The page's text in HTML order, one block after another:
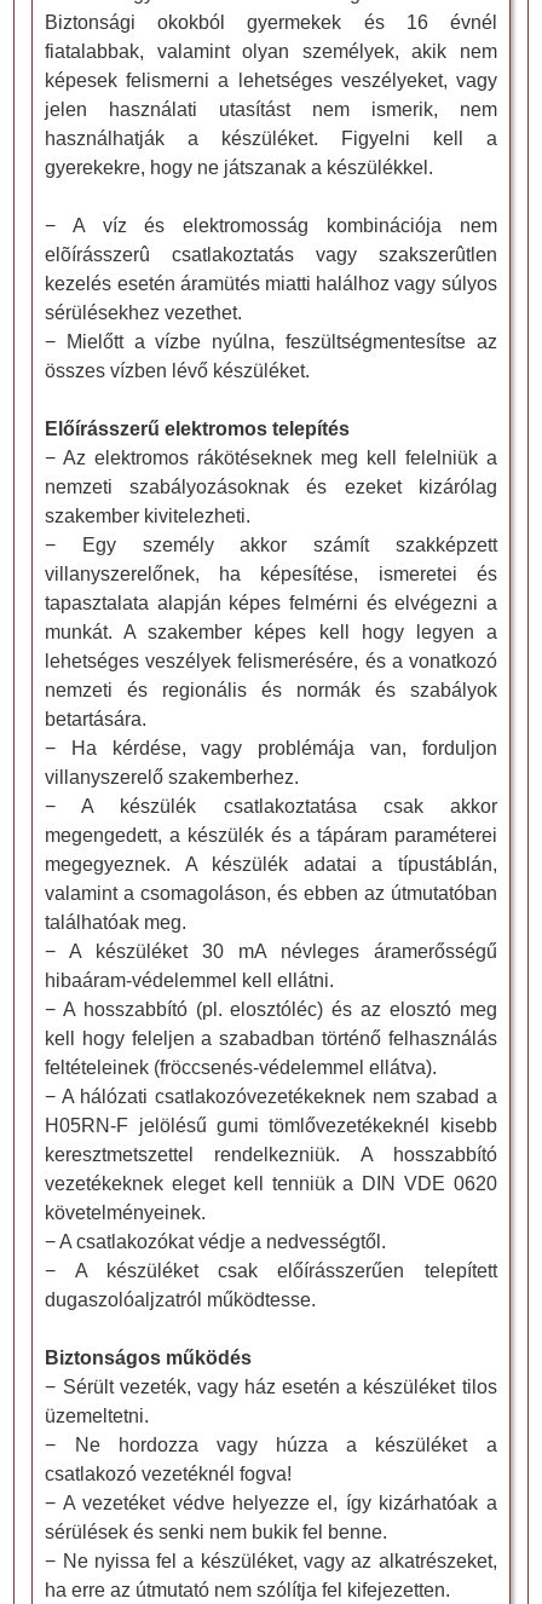
Biztonsági okokból gyermekek és 16 évnél
fiatalabbak, valamint olyan személyek, akik nem
képesek felismerni a lehetséges veszélyeket, vagy
jelen használati utasítást nem ismerik, nem
használhatják a készüléket. Figyelni kell a
gyerekekre, hogy ne játszanak a készülékkel.
− A víz és elektromosság kombinációja nem
elõírásszerû csatlakoztatás vagy szakszerûtlen
kezelés esetén áramütés miatti halálhoz vagy súlyos
sérülésekhez vezethet.
− Mielőtt a vízbe nyúlna, feszültségmentesítse az
összes vízben lévő készüléket.
Előírásszerű elektromos telepítés
− Az elektromos rákötéseknek meg kell felelniük a
nemzeti szabályozásoknak és ezeket kizárólag
szakember kivitelezheti.
− Egy személy akkor számít szakképzett
villanyszerelőnek, ha képesítése, ismeretei és
tapasztalata alapján képes felmérni és elvégezni a
munkát. A szakember képes kell hogy legyen a
lehetséges veszélyek felismerésére, és a vonatkozó
nemzeti és regionális és normák és szabályok
betartására.
− Ha kérdése, vagy problémája van, forduljon
villanyszerelő szakemberhez.
− A készülék csatlakoztatása csak akkor
megengedett, a készülék és a tápáram paraméterei
megegyeznek. A készülék adatai a típustáblán,
valamint a csomagoláson, és ebben az útmutatóban
találhatóak meg.
− A készüléket 30 mA névleges áramerősségű
hibaáram-védelemmel kell ellátni.
− A hosszabbító (pl. elosztóléc) és az elosztó meg
kell hogy feleljen a szabadban történő felhasználás
feltételeinek (fröccsenés-védelemmel ellátva).
− A hálózati csatlakozóvezetékeknek nem szabad a
H05RN-F jelölésű gumi tömlővezetékeknél kisebb
keresztmetszettel rendelkezniük. A hosszabbító
vezetékeknek eleget kell tenniük a DIN VDE 0620
követelményeinek.
− A csatlakozókat védje a nedvességtől.
− A készüléket csak előírásszerűen telepített
dugaszolóaljzatról működtesse.
Biztonságos működés
− Sérült vezeték, vagy ház esetén a készüléket tilos
üzemeltetni.
− Ne hordozza vagy húzza a készüléket a
csatlakozó vezetéknél fogva!
− A vezetéket védve helyezze el, így kizárhatóak a
sérülések és senki nem bukik fel benne.
− Ne nyissa fel a készüléket, vagy az alkatrészeket,
ha erre az útmutató nem szólítja fel kifejezetten.